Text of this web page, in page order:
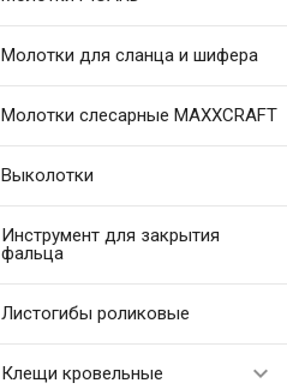
Молотки для сланца и шифера
Молотки слесарные MAXXCRAFT
Выколотки
Инструмент для закрытия
фальца
Листогибы роликовые
Клещи кровельные 